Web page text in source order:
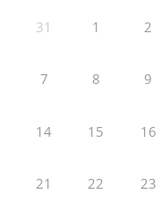
31 1 2
7 8 9
14 15 16
21 22 23